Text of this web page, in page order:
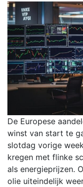
De Europese
winst van start te
slotdag vorige
kregen met flinke
als energieprijzen.
olie uiteindelijk